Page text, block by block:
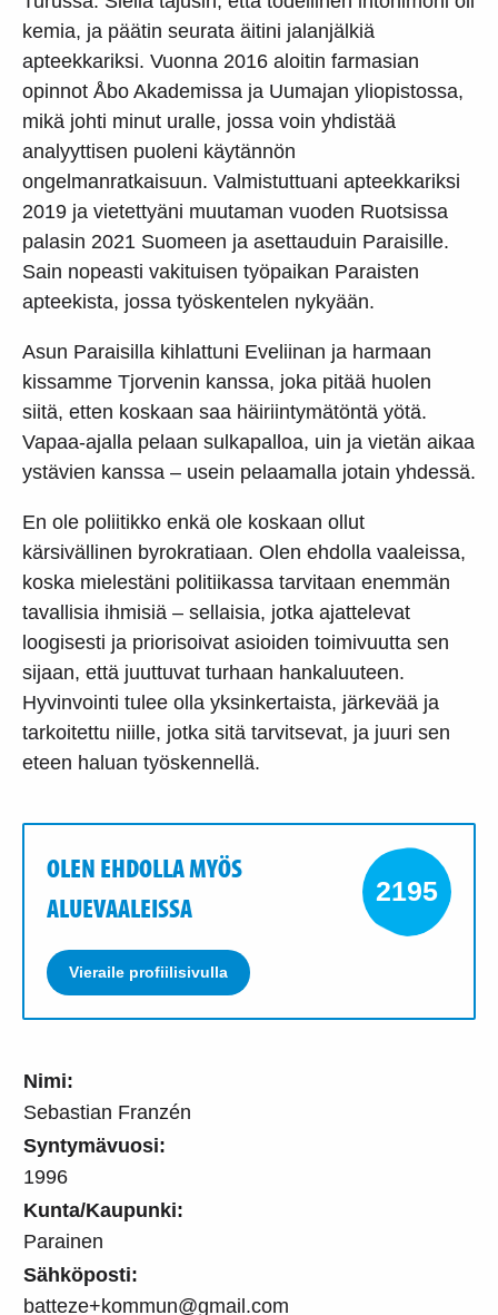
Nimi:
Sebastian Franzén
Syntymävuosi:
1996
Kunta/Kaupunki:
Parainen
Sähköposti:
batteze+kommun@gmail.com
kemia, ja päätin seurata äitini jalanjälkiä
apteekkariksi. Vuonna 2016 aloitin farmasian
opinnot Åbo Akademissa ja Uumajan yliopistossa,
mikä johti minut uralle, jossa voin yhdistää
analyyttisen puoleni käytännön
ongelmanratkaisuun. Valmistuttuani apteekkariksi
2019 ja vietettyäni muutaman vuoden Ruotsissa
palasin 2021 Suomeen ja asettauduin Paraisille.
Sain nopeasti vakituisen työpaikan Paraisten
apteekista, jossa työskentelen nykyään.
Asun Paraisilla kihlattuni Eveliinan ja harmaan
kissamme Tjorvenin kanssa, joka pitää huolen
siitä, etten koskaan saa häiriintymätöntä yötä.
Vapaa-ajalla pelaan sulkapalloa, uin ja vietän aikaa
ystävien kanssa – usein pelaamalla jotain yhdessä.
En ole poliitikko enkä ole koskaan ollut
kärsivällinen byrokratiaan. Olen ehdolla vaaleissa,
koska mielestäni politiikassa tarvitaan enemmän
tavallisia ihmisiä – sellaisia, jotka ajattelevat
loogisesti ja priorisoivat asioiden toimivuutta sen
sijaan, että juuttuvat turhaan hankaluuteen.
Hyvinvointi tulee olla yksinkertaista, järkevää ja
tarkoitettu niille, jotka sitä tarvitsevat, ja juuri sen
eteen haluan työskennellä.
OLEN EHDOLLA MYÖS
ALUEVAALEISSA
Vieraile profiilisivulla
2195